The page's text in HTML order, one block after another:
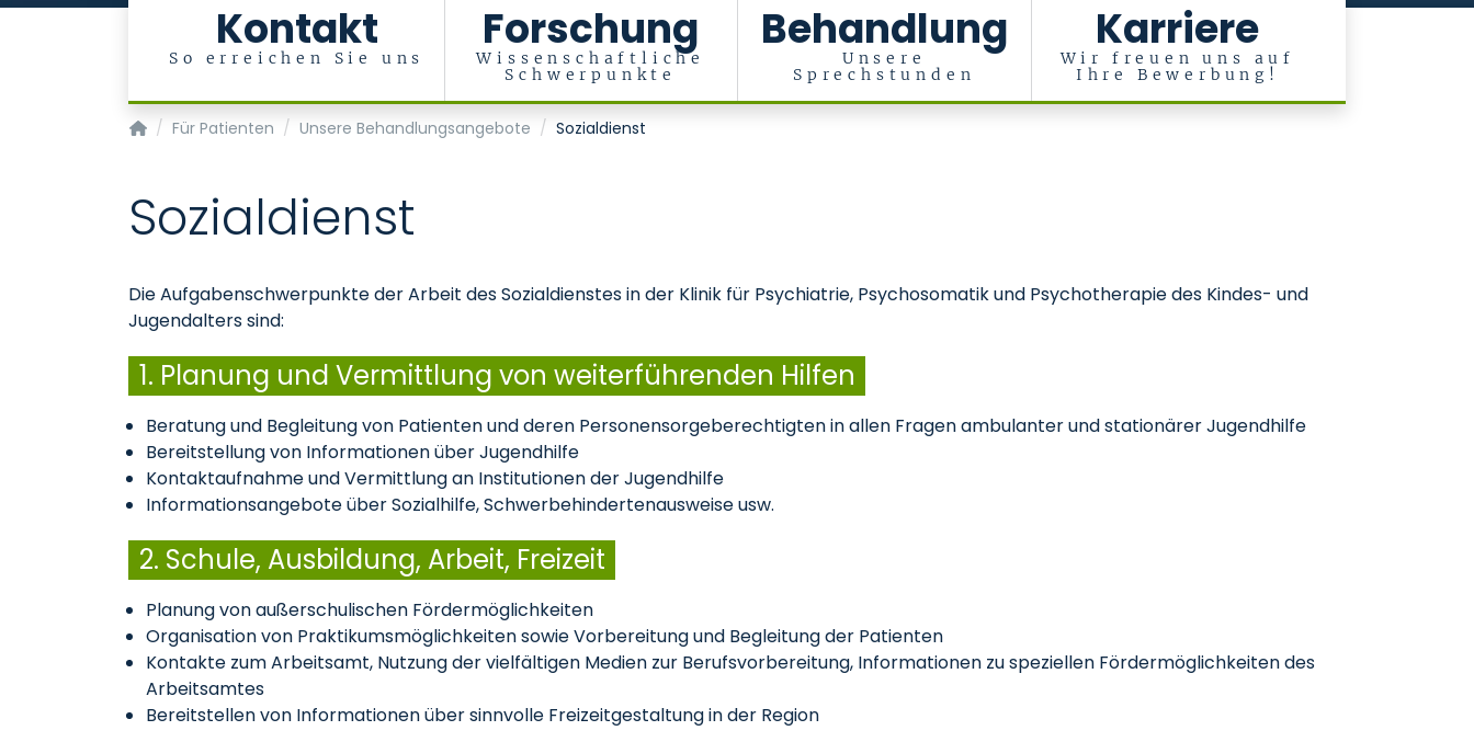
Kontakt
So erreichen Sie uns
Forschung
Wissenschaftliche
Schwerpunkte
Behandlung
Unsere
Sprechstunden
Karriere
Wir freuen uns auf
Ihre Bewerbung!
Klinik für Psychiatrie, Psychosomatik und Psychotherapie des Kindes- und Jugendalters
Für Patienten Unsere Behandlungsangebote Sozialdienst
Sozialdienst
Die Aufgabenschwerpunkte der Arbeit des Sozialdienstes in der Klinik für Psychiatrie, Psychosomatik und Psychotherapie des Kindes- und
Jugendalters sind:
1. Planung und Vermittlung von weiterführenden Hilfen
Beratung und Begleitung von Patienten und deren Personensorgeberechtigten in allen Fragen ambulanter und stationärer Jugendhilfe
Bereitstellung von Informationen über Jugendhilfe
Kontaktaufnahme und Vermittlung an Institutionen der Jugendhilfe
Informationsangebote über Sozialhilfe, Schwerbehindertenausweise usw.
2. Schule, Ausbildung, Arbeit, Freizeit
Planung von außerschulischen Fördermöglichkeiten
Organisation von Praktikumsmöglichkeiten sowie Vorbereitung und Begleitung der Patienten
Kontakte zum Arbeitsamt, Nutzung der vielfältigen Medien zur Berufsvorbereitung, Informationen zu speziellen Fördermöglichkeiten des
Arbeitsamtes
Bereitstellen von Informationen über sinnvolle Freizeitgestaltung in der Region